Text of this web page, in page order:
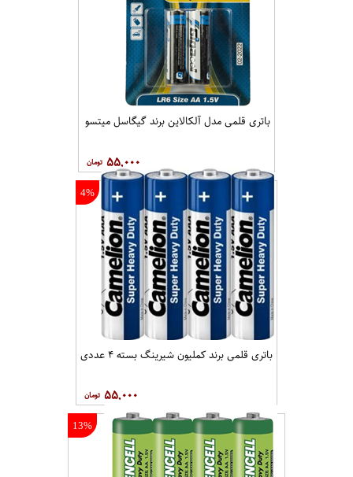
باتری قلمی مدل آلکالاین برند گیگاسل میتسو
۵۵,۰۰۰
4%
باتری قلمی برند کملیون شیرینگ بسته ۴ عددی
۵۵,۰۰۰
13%